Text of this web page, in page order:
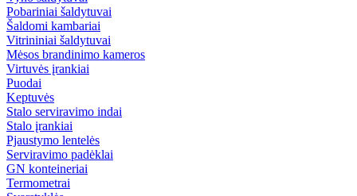
Pobariniai šaldytuvai
Šaldomi kambariai
Vitrininiai šaldytuvai
Mėsos brandinimo kameros
Virtuvės įrankiai
Puodai
Keptuvės
Stalo serviravimo indai
Stalo įrankiai
Pjaustymo lentelės
Serviravimo padėklai
GN konteineriai
Termometrai